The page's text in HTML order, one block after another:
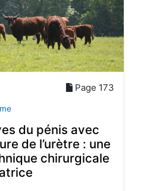
Page 173
du pénis avec
de l’urètre : une
chirurgicale